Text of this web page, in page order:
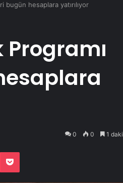
bugün hesaplara yatırılıyor
0 0 1
Pocket